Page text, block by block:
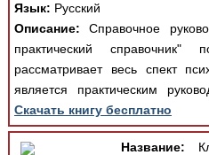
Язык: Русский
Описание: Справочное
практический
рассматривает весь спект
является практическим
Скачать книгу бесплатно
Название: